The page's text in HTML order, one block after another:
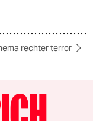
rechter terror